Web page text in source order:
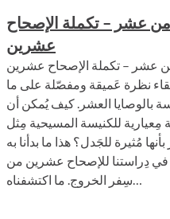
علامة
يكون
هي
القدس
مرئي
عشر – تكملة الإصحاح
عشرين
عشر – تكملة الإصحاح عشرين
نظرة عَميقة ومفصّلة على ما
بالوصايا العشر. كيف يُمكن أن
مِعيارية للكنيسة المسيحية مِثل
مُثيرة للجَدل؟ هذا ما بدأنا به
في دِراستنا للإصحاح عشرين من
سِفر الخروج. ما اكتشفناه…